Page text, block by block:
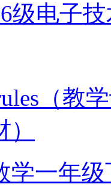
级电子
（教
学一年